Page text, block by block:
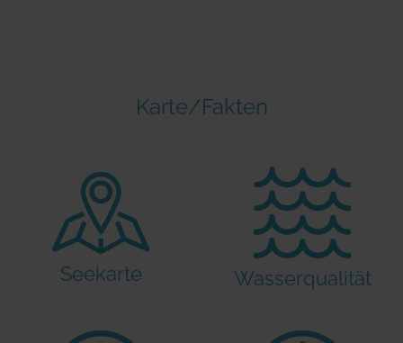
Karte/Fakten
Seekarte Wasserqualität